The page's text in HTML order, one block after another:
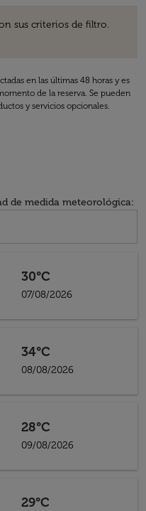
sus criterios de filtro.
en las últimas 48 horas y es
de la reserva. Se pueden
y servicios opcionales.
de medida meteorológica:
30°C
07/08/2026
34°C
08/08/2026
28°C
09/08/2026
29°C